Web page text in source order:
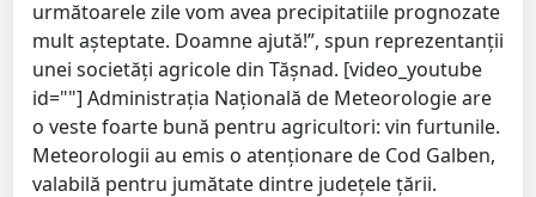
următoarele zile vom avea precipitatiile prognozate
mult așteptate. Doamne ajută!”, spun reprezentanții
unei societăți agricole din Tășnad. [video_youtube
id=""] Administrația Națională de Meteorologie are
o veste foarte bună pentru agricultori: vin furtunile.
Meteorologii au emis o atenționare de Cod Galben,
valabilă pentru jumătate dintre județele țării.